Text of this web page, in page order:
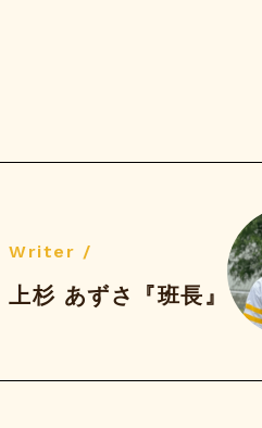
Writer /
上杉 あずさ『班長』